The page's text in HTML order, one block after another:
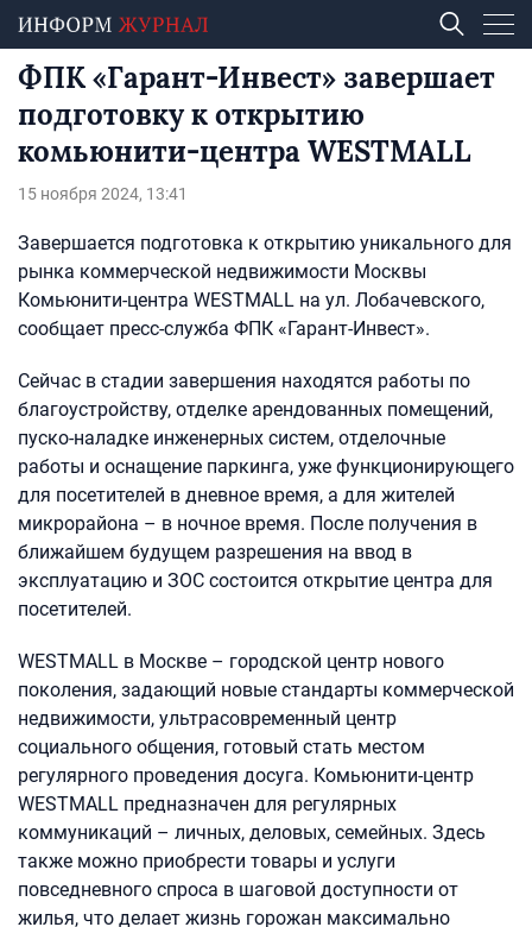
ФПК «Гарант-Инвест» завершает
подготовку к открытию
комьюнити-центра WESTMALL
15 ноября 2024, 13:41
Завершается подготовка к открытию уникального для
рынка коммерческой недвижимости Москвы
Комьюнити-центра WESTMALL на ул. Лобачевского,
сообщает пресс-служба ФПК «Гарант-Инвест».
Сейчас в стадии завершения находятся работы по
благоустройству, отделке арендованных помещений,
пуско-наладке инженерных систем, отделочные
работы и оснащение паркинга, уже функционирующего
для посетителей в дневное время, а для жителей
микрорайона – в ночное время. После получения в
ближайшем будущем разрешения на ввод в
эксплуатацию и ЗОС состоится открытие центра для
посетителей.
WESTMALL в Москве – городской центр нового
поколения, задающий новые стандарты коммерческой
недвижимости, ультрасовременный центр
социального общения, готовый стать местом
регулярного проведения досуга. Комьюнити-центр
WESTMALL предназначен для регулярных
коммуникаций – личных, деловых, семейных. Здесь
также можно приобрести товары и услуги
повседневного спроса в шаговой доступности от
жилья, что делает жизнь горожан максимально